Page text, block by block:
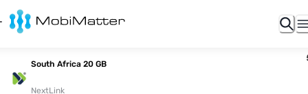
South Africa 20 GB
NextLink